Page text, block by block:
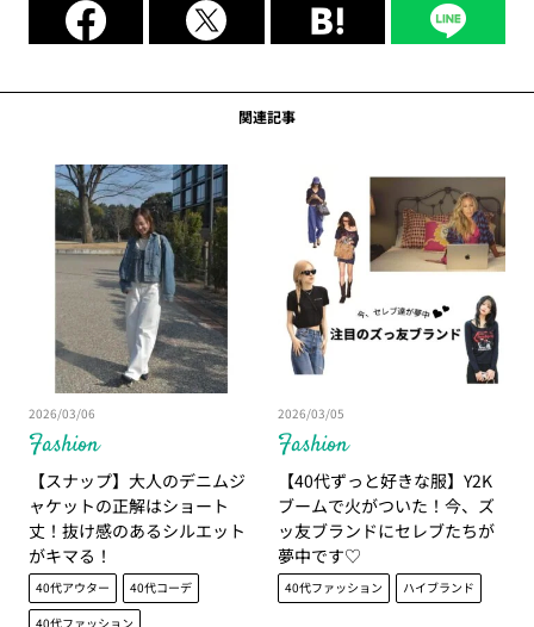
関連記事
Fashion
2026/03/06
【スナップ】大人のデニムジ
ャケットの正解はショート
丈！抜け感のあるシルエット
がキマる！
40代アウター
40代コーデ
40代ファッション
Fashion
2026/03/05
【40代ずっと好きな服】Y2K
ブームで火がついた！今、ズ
ッ友ブランドにセレブたちが
夢中です♡
40代ファッション ハイブランド